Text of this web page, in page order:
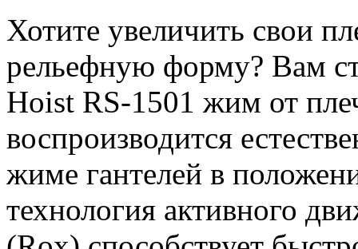
Хотите увеличить свои
рельефную форму? Вам
Hoist RS-1501 жим от
воспроизводится
жиме гантелей в
технология активного